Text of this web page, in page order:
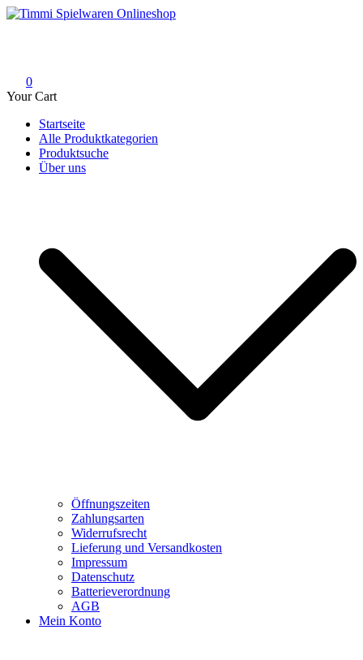
Skip
0
Your Cart
Startseite
Alle Produktkategorien
Produktsuche
Über uns
Öffnungszeiten
Zahlungsarten
Widerrufsrecht
Lieferung und Versandkosten
Impressum
Datenschutz
Batterieverordnung
AGB
Mein Konto